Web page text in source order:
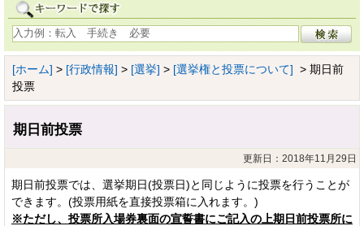
[ホーム] > [行政情報] > [選挙] > [選挙権と投票について] > 期日前
投票
期日前投票
更新日：2018年11月29日
期日前投票では、選挙期日(投票日)と同じように投票を行うことが
できます。(投票用紙を直接投票箱に入れます。)
※ただし、投票所入場券裏面の宣誓書にご記入の上期日前投票所に